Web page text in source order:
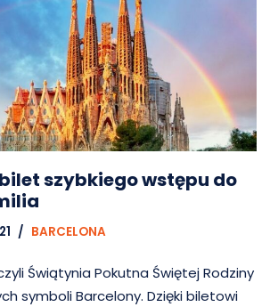
szybkiego wstępu do
BARCELONA
Świątynia Pokutna Świętej Rodziny
symboli Barcelony. Dzięki biletowi